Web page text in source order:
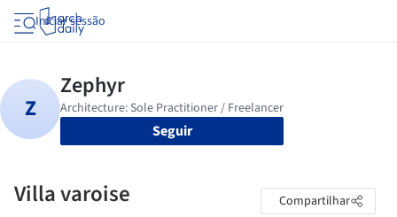
Iniciar sessão
Seguir
Villa varoise Compartilhar